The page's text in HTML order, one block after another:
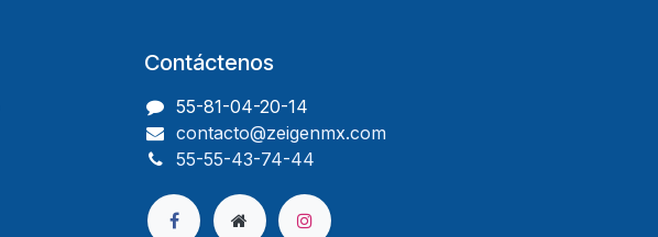
Contáctenos
55-81-04-20-14
contacto@zeigenmx.com
55-55-43-74-44